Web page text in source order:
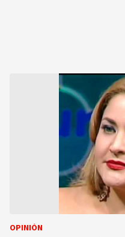
OPINIÓN